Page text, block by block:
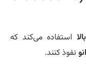
می‌کند که
کنند.